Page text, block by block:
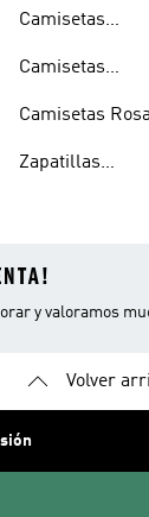
Camisetas
Camisetas
Camisetas
Zapatillas
y valoramos
Volver